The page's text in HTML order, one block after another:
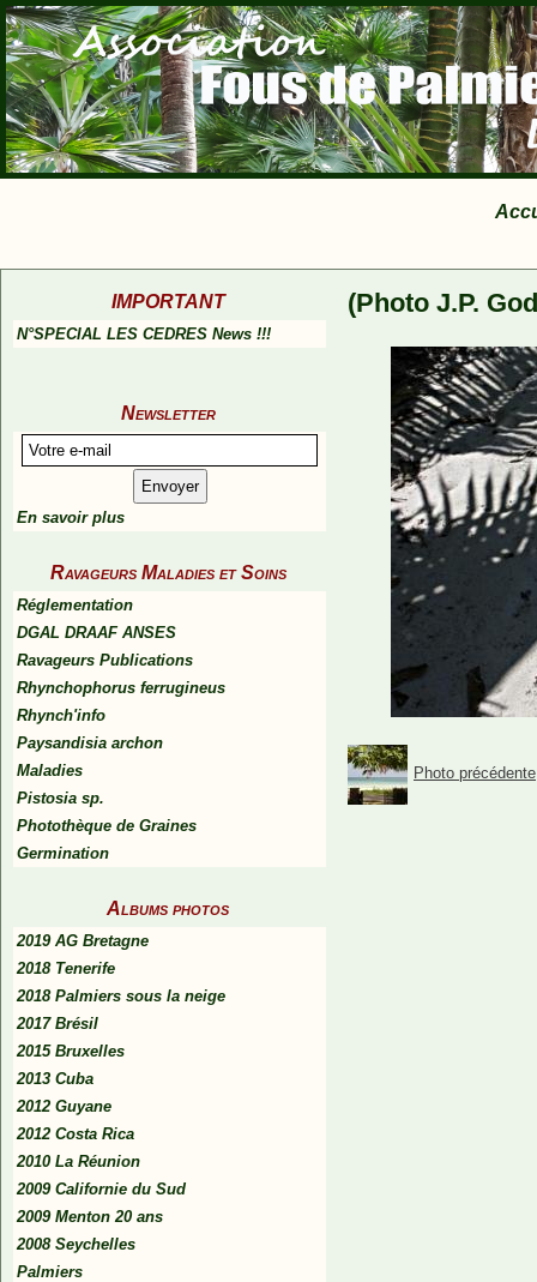
IMPORTANT
N°SPECIAL LES CEDRES News !!!
Newsletter
En savoir plus
Ravageurs Maladies et Soins
Réglementation
DGAL DRAAF ANSES
Ravageurs Publications
Rhynchophorus ferrugineus
Rhynch'info
Paysandisia archon
Maladies
Pistosia sp.
Photothèque de Graines
Germination
Albums photos
2019 AG Bretagne
2018 Tenerife
2018 Palmiers sous la neige
2017 Brésil
2015 Bruxelles
2013 Cuba
2012 Guyane
2012 Costa Rica
2010 La Réunion
2009 Californie du Sud
2009 Menton 20 ans
2008 Seychelles
Palmiers
(Photo J.P.
Photo précédente